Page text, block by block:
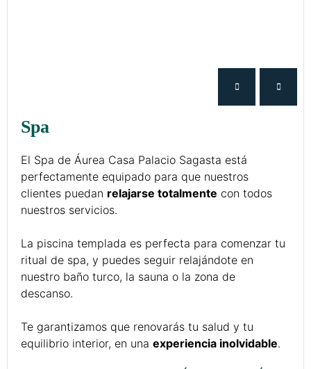
Spa
El Spa de Áurea Casa Palacio Sagasta está
perfectamente equipado para que nuestros
clientes puedan relajarse totalmente con todos
nuestros servicios.
La piscina templada es perfecta para comenzar tu
ritual de spa, y puedes seguir relajándote en
nuestro baño turco, la sauna o la zona de
descanso.
Te garantizamos que renovarás tu salud y tu
equilibrio interior, en una experiencia inolvidable.